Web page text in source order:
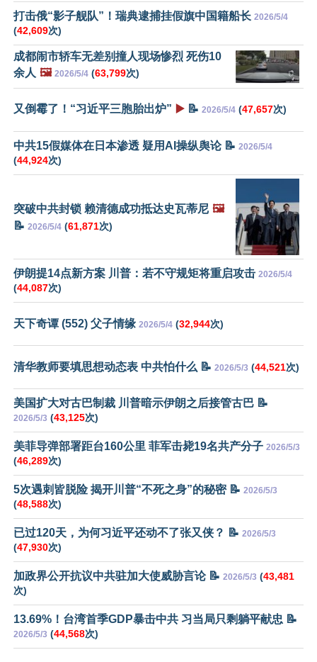
打击俄“影子舰队”！瑞典逮捕挂假旗中国籍船长 2026/5/4
(42,609次)
成都闹市轿车无差别撞人现场惨烈 死伤10
余人 🖼️ 2026/5/4 (63,799次)
又倒霉了！“习近平三胞胎出炉” ▶️ 📝 2026/5/4 (47,657次)
中共15假媒体在日本渗透 疑用AI操纵舆论 📝 2026/5/4
(44,924次)
突破中共封锁 赖清德成功抵达史瓦蒂尼 🖼️
📝 2026/5/4 (61,871次)
伊朗提14点新方案 川普：若不守规矩将重启攻击 2026/5/4
(44,087次)
天下奇谭 (552) 父子情缘 2026/5/4 (32,944次)
清华教师要填思想动态表 中共怕什么 📝 2026/5/3 (44,521次)
美国扩大对古巴制裁 川普暗示伊朗之后接管古巴 📝
2026/5/3 (43,125次)
美菲导弹部署距台160公里 菲军击毙19名共产分子 2026/5/3
(46,289次)
5次遇刺皆脱险 揭开川普“不死之身”的秘密 📝 2026/5/3
(48,588次)
已过120天，为何习近平还动不了张又侠？ 📝 2026/5/3
(47,930次)
加政界公开抗议中共驻加大使威胁言论 📝 2026/5/3 (43,481
次)
13.69%！台湾首季GDP暴击中共 习当局只剩躺平献忠 📝
2026/5/3 (44,568次)